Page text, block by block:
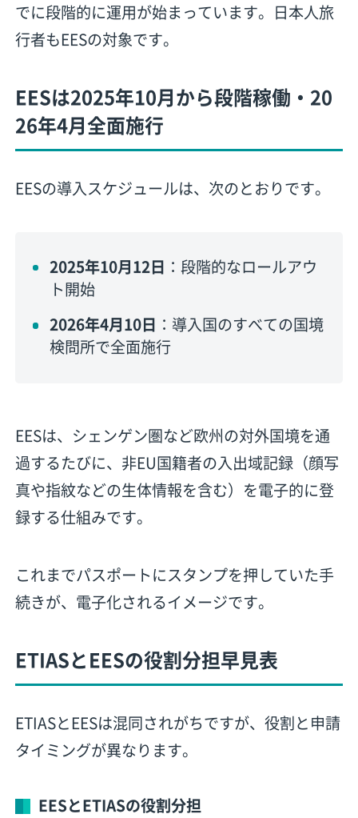
でに段階的に運用が始まっています。日本人旅
行者もEESの対象です。
EESは2025年10月から段階稼働・20
26年4月全面施行
EESの導入スケジュールは、次のとおりです。
2025年10月12日 ：段階的なロールアウ
ト開始
2026年4月10日 ：導入国のすべての国境
検問所で全面施行
EESは、シェンゲン圏など欧州の対外国境を通
過するたびに、非EU国籍者の入出域記録（顔写
真や指紋などの生体情報を含む）を電子的に登
録する仕組みです。
これまでパスポートにスタンプを押していた手
続きが、電子化されるイメージです。
ETIASとEESの役割分担早見表
ETIASとEESは混同されがちですが、役割と申請
タイミングが異なります。
EESとETIASの役割分担